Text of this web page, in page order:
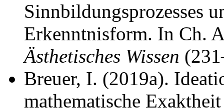
Sinnbildungsprozesses
Erkenntnisform. In Ch.
Ästhetisches Wissen
Breuer, I. (2019a).
mathematische